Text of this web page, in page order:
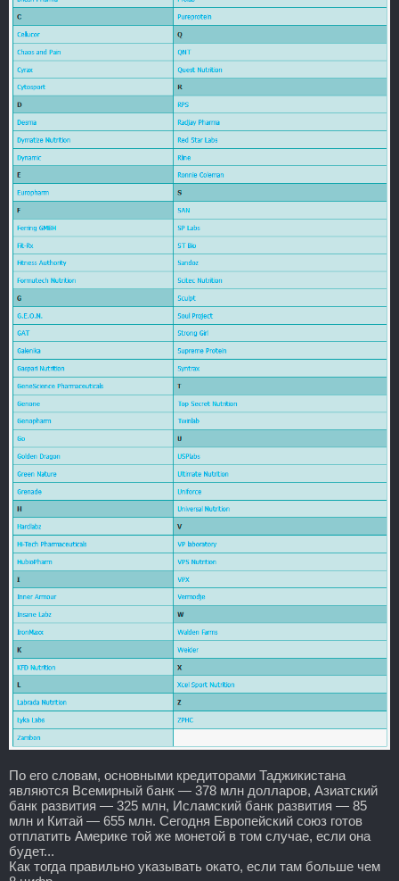
По его словам, основными кредиторами Таджикистана
являются Всемирный банк — 378 млн долларов, Азиатский
банк развития — 325 млн, Исламский банк развития — 85
млн и Китай — 655 млн. Сегодня Европейский союз готов
отплатить Америке той же монетой в том случае, если она
будет...
Как тогда правильно указывать окато, если там больше чем